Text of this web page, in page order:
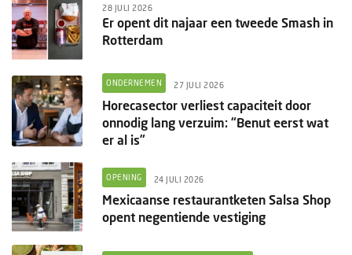
28 JULI 2026
Er opent dit najaar een tweede Smash in
Rotterdam
ONDERNEMEN 27 JULI 2026
Horecasector verliest capaciteit door
onnodig lang verzuim: “Benut eerst wat
er al is”
OPENING 24 JULI 2026
Mexicaanse restaurantketen Salsa Shop
opent negentiende vestiging